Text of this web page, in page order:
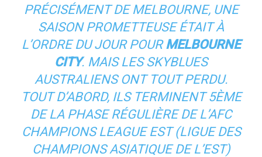
PRÉCISÉMENT DE MELBOURNE, UNE
SAISON PROMETTEUSE ÉTAIT À
L’ORDRE DU JOUR POURMELBOURNE
CITY. MAIS LES SKYBLUES
AUSTRALIENS ONT TOUT PERDU.
TOUT D’ABORD, ILS TERMINENT 5ÈME
DE LA PHASE RÉGULIÈRE DE L’AFC
CHAMPIONS LEAGUE EST (LIGUE DES
CHAMPIONS ASIATIQUE DE L’EST)